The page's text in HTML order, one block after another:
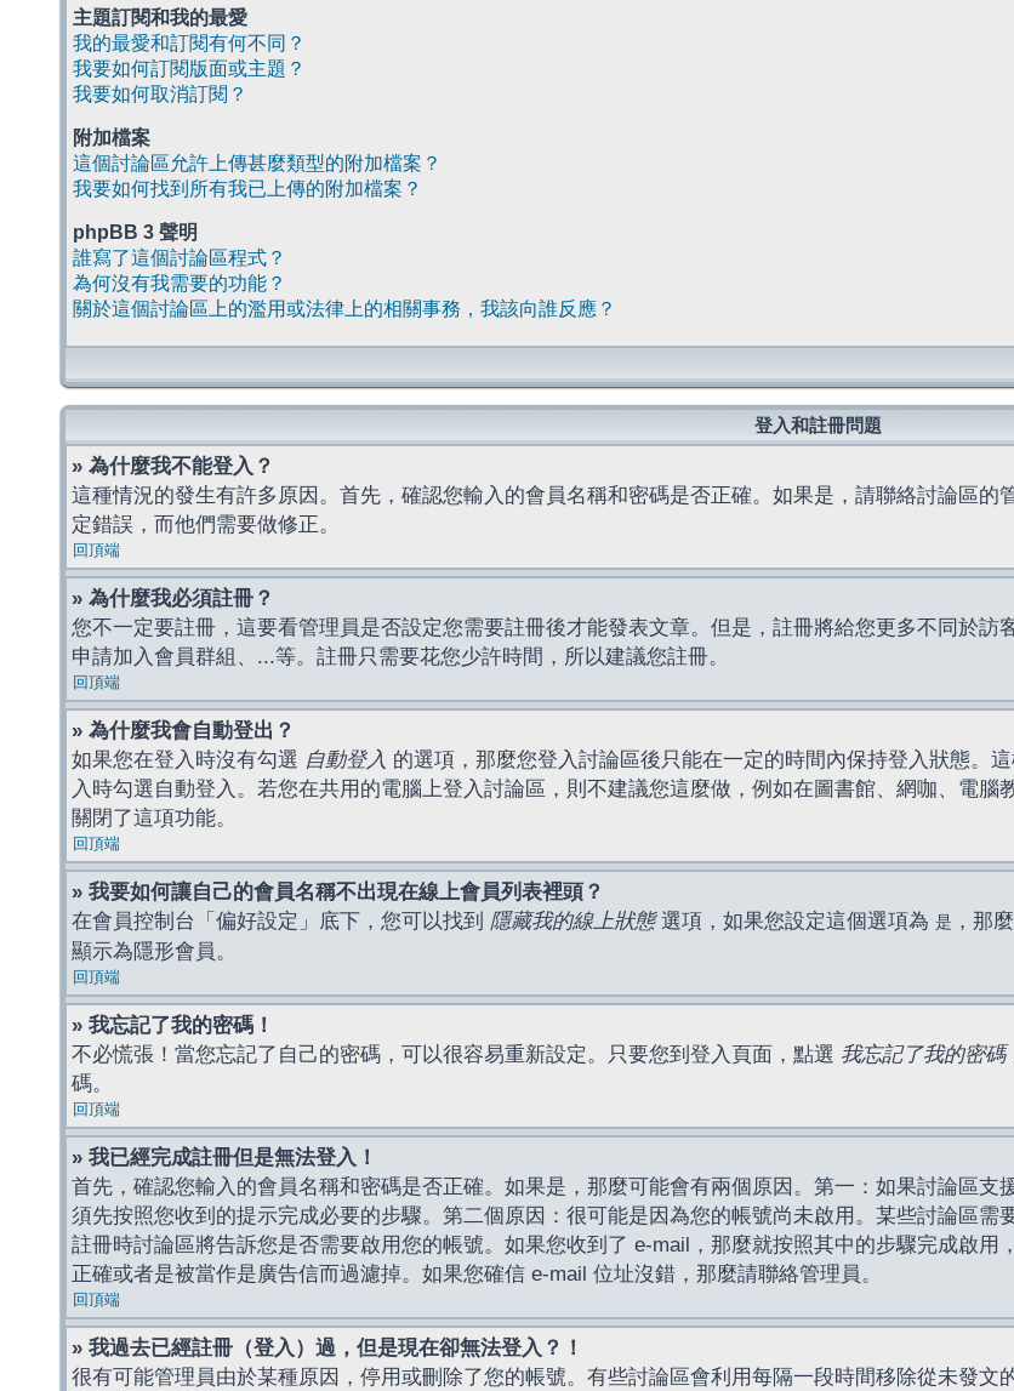
主題訂閱和我的最愛
我的最愛和訂閱有何不同？
我要如何訂閱版面或主題？
我要如何取消訂閱？
附加檔案
這個討論區允許上傳甚麼類型的附加檔案？
我要如何找到所有我已上傳的附加檔案？
phpBB 3 聲明
誰寫了這個討論區程式？
為何沒有我需要的功能？
關於這個討論區上的濫用或法律上的相關事務，我該向誰反應？
登入和註冊問題
» 為什麼我不能登入？
這種情況的發生有許多原因。首先，確認您輸入的會員名稱和密碼是否正確。如果是，請聯絡討論區
定錯誤，而他們需要做修正。
回頂端
» 為什麼我必須註冊？
您不一定要註冊，這要看管理員是否設定您需要註冊後才能發表文章。但是，註冊將給您更多不同於
申請加入會員群組、...等。註冊只需要花您少許時間，所以建議您註冊。
回頂端
» 為什麼我會自動登出？
如果您在登入時沒有勾選 自動登入 的選項，那麼您登入討論區後只能在一定的時間內保持登入狀態。
入時勾選自動登入。若您在共用的電腦上登入討論區，則不建議您這麼做，例如在圖書館、網咖、電
關閉了這項功能。
回頂端
» 我要如何讓自己的會員名稱不出現在線上會員列表裡頭？
在會員控制台「偏好設定」底下，您可以找到 隱藏我的線上狀態選項，如果您設定這個選項為 是 ，那
顯示為隱形會員。
回頂端
» 我忘記了我的密碼！
不必慌張！當您忘記了自己的密碼，可以很容易重新設定。只要您到登入頁面，點選 我忘記了我的密碼
碼。
回頂端
» 我已經完成註冊但是無法登入！
首先，確認您輸入的會員名稱和密碼是否正確。如果是，那麼可能會有兩個原因。第一：如果討論區
須先按照您收到的提示完成必要的步驟。第二個原因：很可能是因為您的帳號尚未啟用。某些討論區
註冊時討論區將告訴您是否需要啟用您的帳號。如果您收到了 e-mail，那麼就按照其中的步驟完成啟
正確或者是被當作是廣告信而過濾掉。如果您確信 e-mail 位址沒錯，那麼請聯絡管理員。
回頂端
» 我過去已經註冊（登入）過，但是現在卻無法登入？！
很有可能管理員由於某種原因，停用或刪除了您的帳號。有些討論區會利用每隔一段時間移除從未發